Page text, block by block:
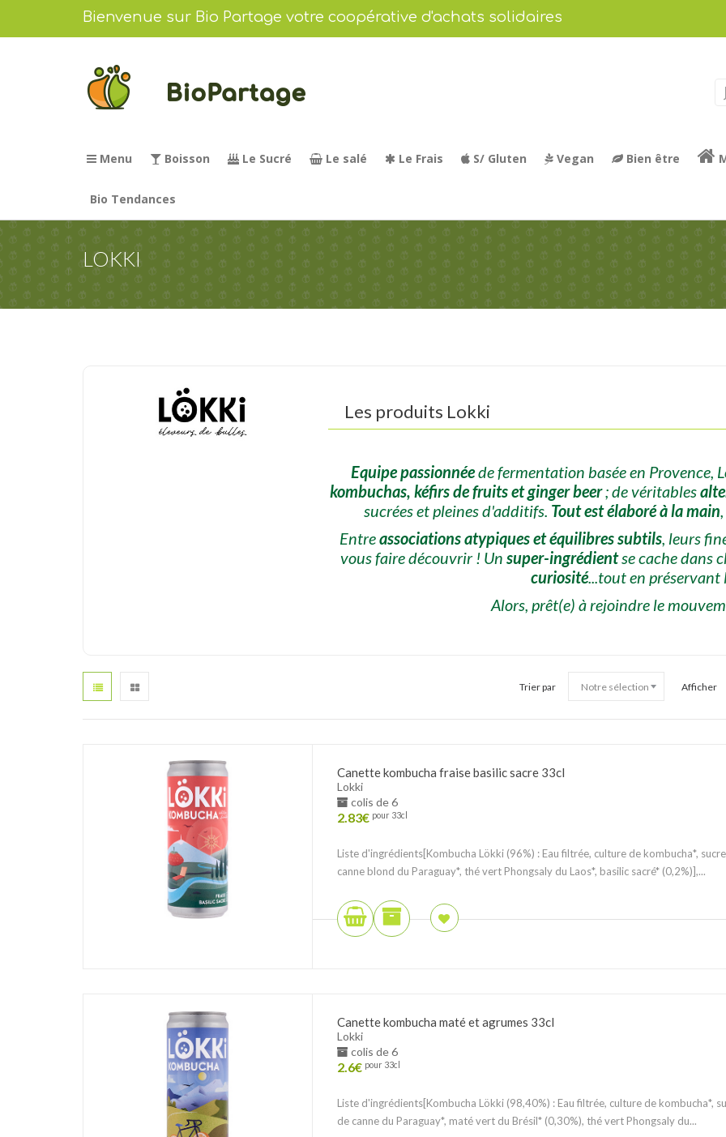
Bienvenue sur Bio Partage votre coopérative d'achats solidaires
Menu Boisson Le Sucré Le salé Le Frais S/ Gluten Vegan Bien être
Bio Tendances
LOKKI
Les produits Lokki
Equipe passionnéede fermentation basée en Provence,
kombuchas, kéfirs de fruits et ginger beer; de véritables
sucrées et pleines d'additifs. Tout est élaboré à la main
Entreassociations atypiques et équilibres subtils, leurs
vous faire découvrir ! Un super-ingrédientse cache dans
curiosité...tout en préservant
Alors, prêt(e) à rejoindre le
Trier par Afficher
Canette kombucha fraise basilic sacre 33cl
Lokki
colis de 6
2.83€ pour 33cl
Liste d'ingrédients[Kombucha Lökki (96%) : Eau filtrée, culture de kombucha*,
canne blond du Paraguay*, thé vert Phongsaly du Laos*, basilic sacré* (0,2%)],...
Canette kombucha maté et agrumes 33cl
Lokki
colis de 6
2.6€ pour 33cl
Liste d'ingrédients[Kombucha Lökki (98,40%) : Eau filtrée, culture de kombucha*,
de canne du Paraguay*, maté vert du Brésil* (0,30%), thé vert Phongsaly du...